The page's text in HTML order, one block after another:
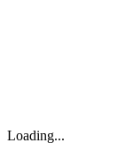
Loading...